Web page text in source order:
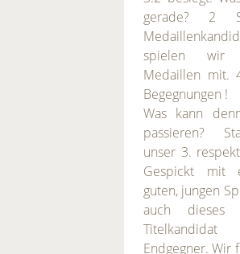
gerade? 2
spielen wir
Medaillen mit.
Begegnungen !
Was kann
passieren?
unser 3.
Gespickt mit
guten, jungen
auch dieses
Endgegner. Wir